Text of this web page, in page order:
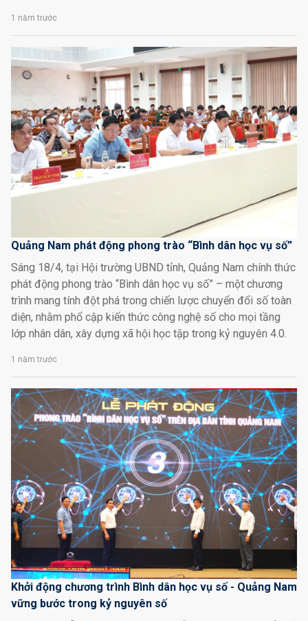
1 năm trước
Quảng Nam phát động phong trào “Bình dân học vụ số”
Sáng 18/4, tại Hội trường UBND tỉnh, Quảng Nam chính thức
phát động phong trào “Bình dân học vụ số” – một chương
trình mang tính đột phá trong chiến lược chuyển đổi số toàn
diện, nhằm phổ cập kiến thức công nghệ số cho mọi tầng
lớp nhân dân, xây dựng xã hội học tập trong kỷ nguyên 4.0.
1 năm trước
Khởi động chương trình Bình dân học vụ số - Quảng Nam
vững bước trong kỷ nguyên số